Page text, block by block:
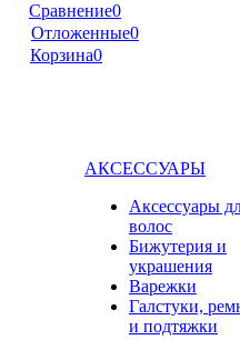
Сравнение0
Отложенные0
Корзина0
АКСЕССУАРЫ
Аксессуары
волос
Бижутерия и
украшения
Варежки
Галстуки,
и подтяжки